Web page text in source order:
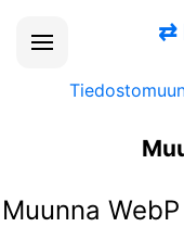
⇄
Muunna